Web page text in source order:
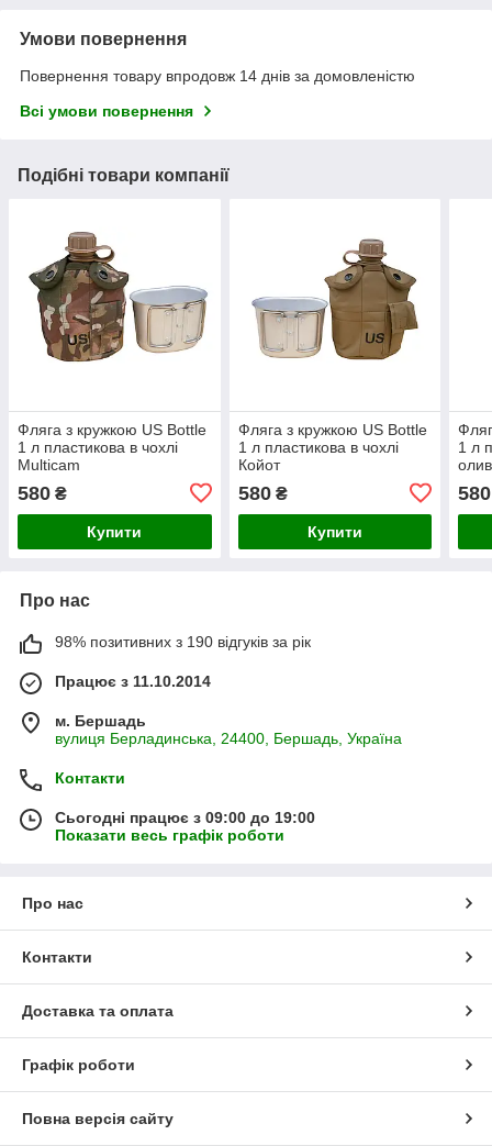
Умови повернення
Повернення товару впродовж 14 днів за домовленістю
Всі умови повернення
Подібні товари компанії
Фляга з кружкою US Вottle
1 л пластикова в чохлі
Multicam
580 ₴
Купити
Фляга з кружкою US Вottle
1 л пластикова в чохлі
Койот
580₴
Купити
1 л
580
Про нас
98% позитивних з 190 відгуків за рік
Працює з 11.10.2014
м. Бершадь
вулиця Берладинська, 24400, Бершадь, Україна
Контакти
Сьогодні працює з 09:00 до 19:00
Показати весь графік роботи
Про нас
Контакти
Доставка та оплата
Графік роботи
Повна версія сайту